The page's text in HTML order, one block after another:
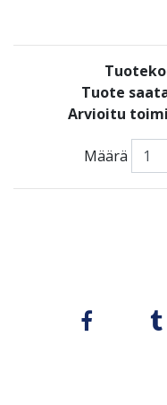
Tuote
Arvioitu
Määrä